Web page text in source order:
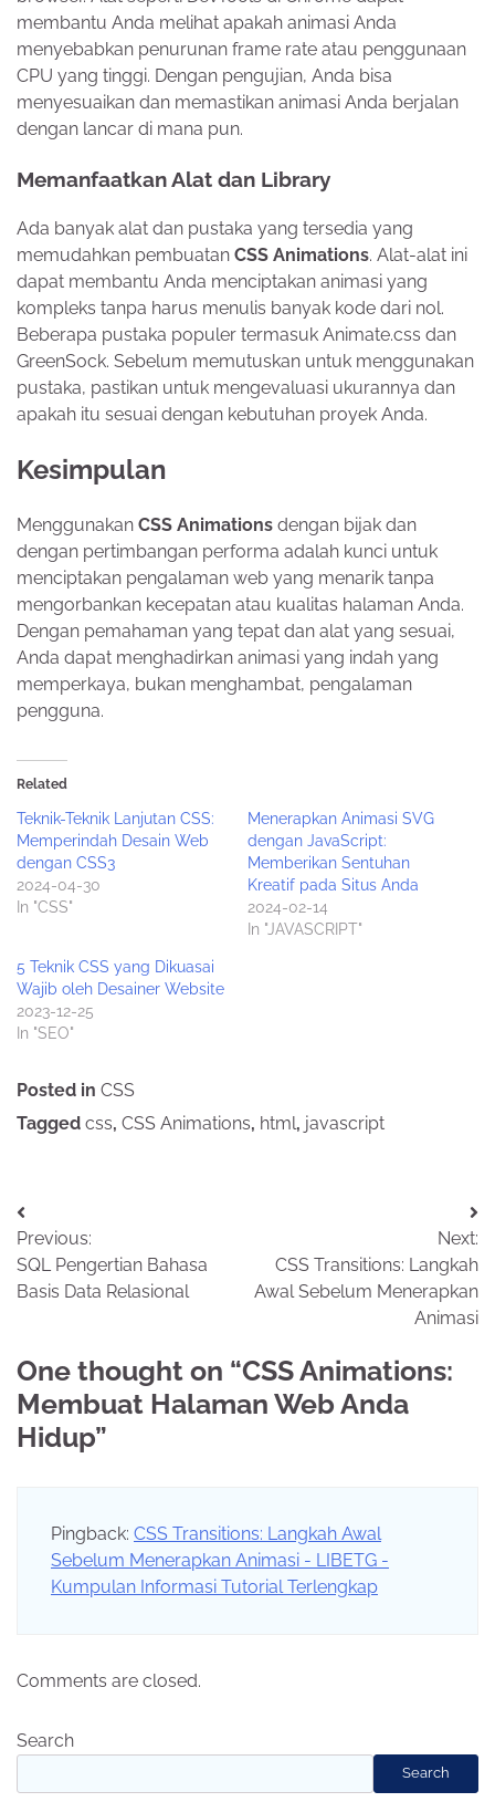
membantu Anda melihat apakah animasi Anda
menyebabkan penurunan frame rate atau penggunaan
CPU yang tinggi. Dengan pengujian, Anda bisa
menyesuaikan dan memastikan animasi Anda berjalan
dengan lancar di mana pun.
Memanfaatkan Alat dan Library
Ada banyak alat dan pustaka yang tersedia yang
memudahkan pembuatan CSS Animations. Alat-alat ini
dapat membantu Anda menciptakan animasi yang
kompleks tanpa harus menulis banyak kode dari nol.
Beberapa pustaka populer termasuk Animate.css dan
GreenSock. Sebelum memutuskan untuk menggunakan
pustaka, pastikan untuk mengevaluasi ukurannya dan
apakah itu sesuai dengan kebutuhan proyek Anda.
Kesimpulan
Menggunakan CSS Animations dengan bijak dan
dengan pertimbangan performa adalah kunci untuk
menciptakan pengalaman web yang menarik tanpa
mengorbankan kecepatan atau kualitas halaman Anda.
Dengan pemahaman yang tepat dan alat yang sesuai,
Anda dapat menghadirkan animasi yang indah yang
memperkaya, bukan menghambat, pengalaman
pengguna.
Related
Teknik-Teknik Lanjutan CSS:
Memperindah Desain Web
dengan CSS3
2024-04-30
In "CSS"
Menerapkan Animasi SVG
dengan JavaScript:
Memberikan Sentuhan
Kreatif pada Situs Anda
2024-02-14
In "JAVASCRIPT"
5 Teknik CSS yang Dikuasai
Wajib oleh Desainer Website
2023-12-25
In "SEO"
Posted in CSS
Tagged css, CSS Animations, html, javascript
Post
navigation
Previous:
SQL Pengertian Bahasa
Basis Data Relasional
Next:
CSS Transitions: Langkah
Awal Sebelum Menerapkan
Animasi
One thought on “CSS Animations:
Membuat Halaman Web Anda
Hidup”
Pingback: CSS Transitions: Langkah Awal
Sebelum Menerapkan Animasi - LIBETG -
Kumpulan Informasi Tutorial Terlengkap
Comments are closed.
Search
Search